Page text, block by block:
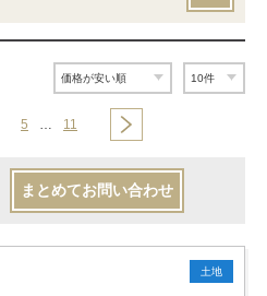
5 … 11
まとめてお問い合わせ
土地